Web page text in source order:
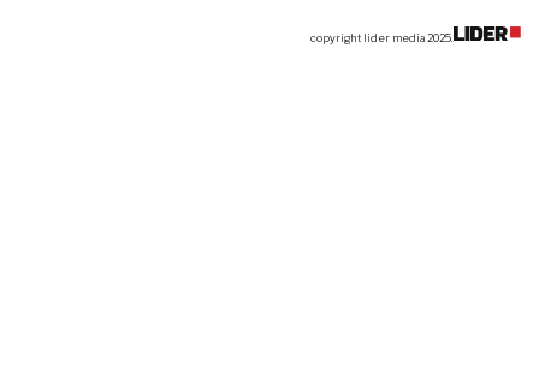
copyright lider media 2025.